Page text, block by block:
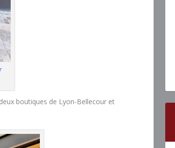
boutiques de Lyon-Bellecour et